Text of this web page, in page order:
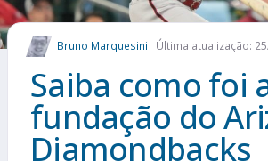
COMO APOSTAR
MAIS ESPORTES
Bruno Marquesini Última atualização:
Saiba como foi
fundação do
Diamondbacks